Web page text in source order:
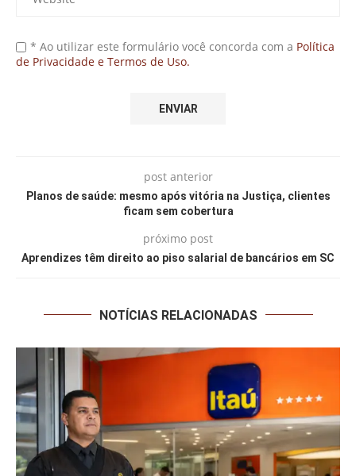
* Ao utilizar este formulário você concorda com a Política
de Privacidade e Termos de Uso.
post anterior
Planos de saúde: mesmo após vitória na Justiça, clientes
ficam sem cobertura
próximo post
Aprendizes têm direito ao piso salarial de bancários em SC
NOTÍCIAS RELACIONADAS